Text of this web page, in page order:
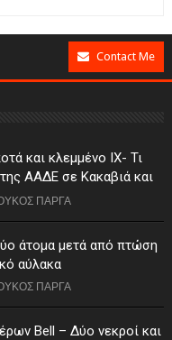
Contact Me
και κλεμμένο ΙΧ- Τι
ΑΑΔΕ σε Κακαβιά και
ΠΑΡΓΑ
άτομα μετά από πτώση
αύλακα
ΠΑΡΓΑ
Bell – Δύο νεκροί και